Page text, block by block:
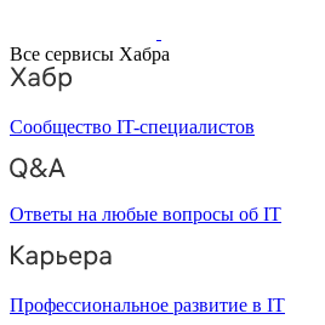
Все сервисы Хабра
Сообщество IT-специалистов
Ответы на любые вопросы об IT
Профессиональное развитие в IT